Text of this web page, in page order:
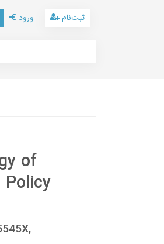
ورود ثبت‌نام
of
Policy